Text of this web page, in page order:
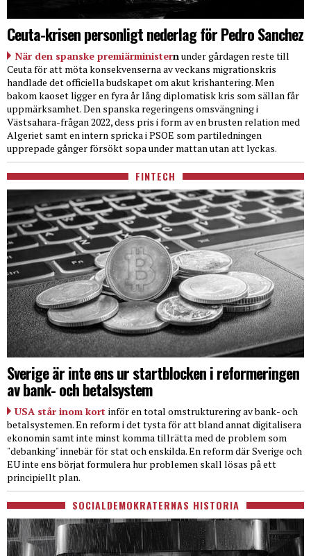
Ceuta-krisen personligt nederlag för Pedro Sanchez
När den spanske premiärministernunder gårdagen reste till
Ceuta för att möta konsekvenserna av veckans migrationskris
handlade det officiella budskapet om akut krishantering. Men
bakom kaoset ligger en fyra år lång diplomatisk kris som sällan får
uppmärksamhet. Den spanska regeringens omsvängning i
Västsahara-frågan 2022, dess pris i form av en brusten relation med
Algeriet samt en intern spricka i PSOE som partiledningen
upprepade gånger försökt sopa under mattan utan att lyckas.
FINTECH
Sverige är inte ens ur startblocken i reformeringen
av bank- och betalsystem
USA står inom kort inför en total omstrukturering av bank- och
betalsystemen. En reform i det tysta för att bland annat digitalisera
ekonomin samt inte minst komma tillrätta med de problem som
"debanking" innebär för stat och enskilda. En reform där Sverige och
EU inte ens börjat formulera hur problemen skall lösas på ett
principiellt plan.
SOCIALDEMOKRATERNAS HISTORIA